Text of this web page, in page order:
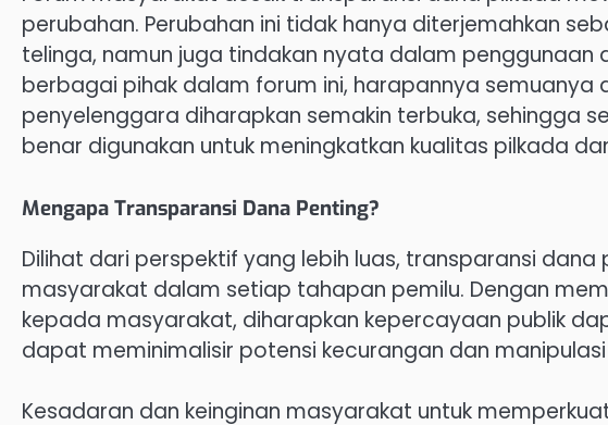
perubahan. Perubahan ini tidak hanya diterjemahkan
telinga, namun juga tindakan nyata dalam penggunaan
berbagai pihak dalam forum ini, harapannya semuanya
penyelenggara diharapkan semakin terbuka, sehingga
benar digunakan untuk meningkatkan kualitas pilkada
Mengapa Transparansi Dana Penting?
Dilihat dari perspektif yang lebih luas, transparansi
masyarakat dalam setiap tahapan pemilu. Dengan
kepada masyarakat, diharapkan kepercayaan publik
dapat meminimalisir potensi kecurangan dan
Kesadaran dan keinginan masyarakat untuk